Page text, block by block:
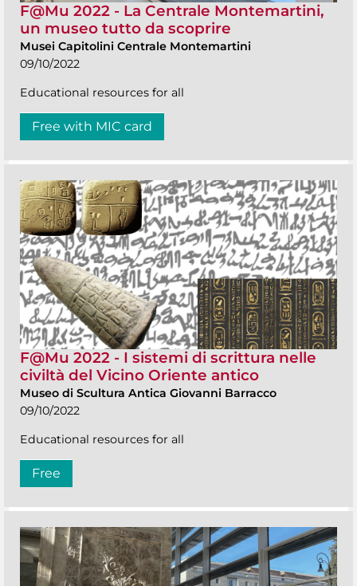
F@Mu 2022 - La Centrale Montemartini,
un museo tutto da scoprire
Musei Capitolini Centrale Montemartini
09/10/2022
Educational resources for all
Free with MIC card
F@Mu 2022 - I sistemi di scrittura nelle
civiltà del Vicino Oriente antico
Museo di Scultura Antica Giovanni Barracco
09/10/2022
Educational resources for all
Free